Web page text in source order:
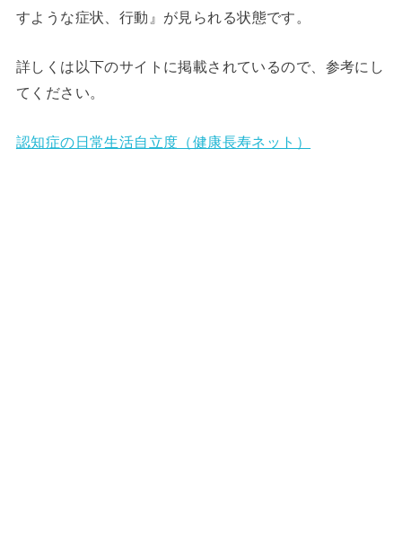
すような症状、行動 』が見られる状態です。
詳しくは以下のサイトに掲載されているので、参考にし
てください。
認知症の日常生活自立度（健康長寿ネット）